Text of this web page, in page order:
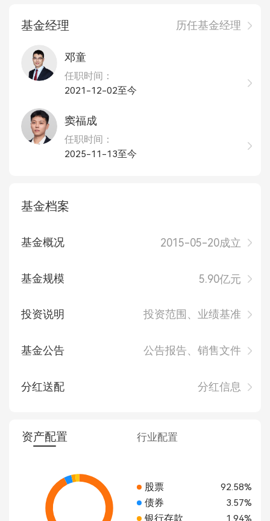
基金经理 历任基金经理
邓童
任职时间：
2021-12-02至今
窦福成
任职时间：
2025-11-13至今
基金档案
基金概况 2015-05-20成立
基金规模 5.90亿元
投资说明 投资范围、业绩基准
基金公告 公告报告、销售文件
分红送配 分红信息
资产配置 行业配置
股票 92.58%
债券 3.57%
银行存款 1.94%